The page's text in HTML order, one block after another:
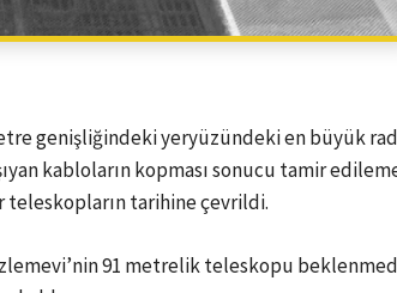
genişliğindeki yeryüzündeki en büyük
kabloların kopması sonucu tamir
tarihine çevrildi.
91 metrelik teleskopu